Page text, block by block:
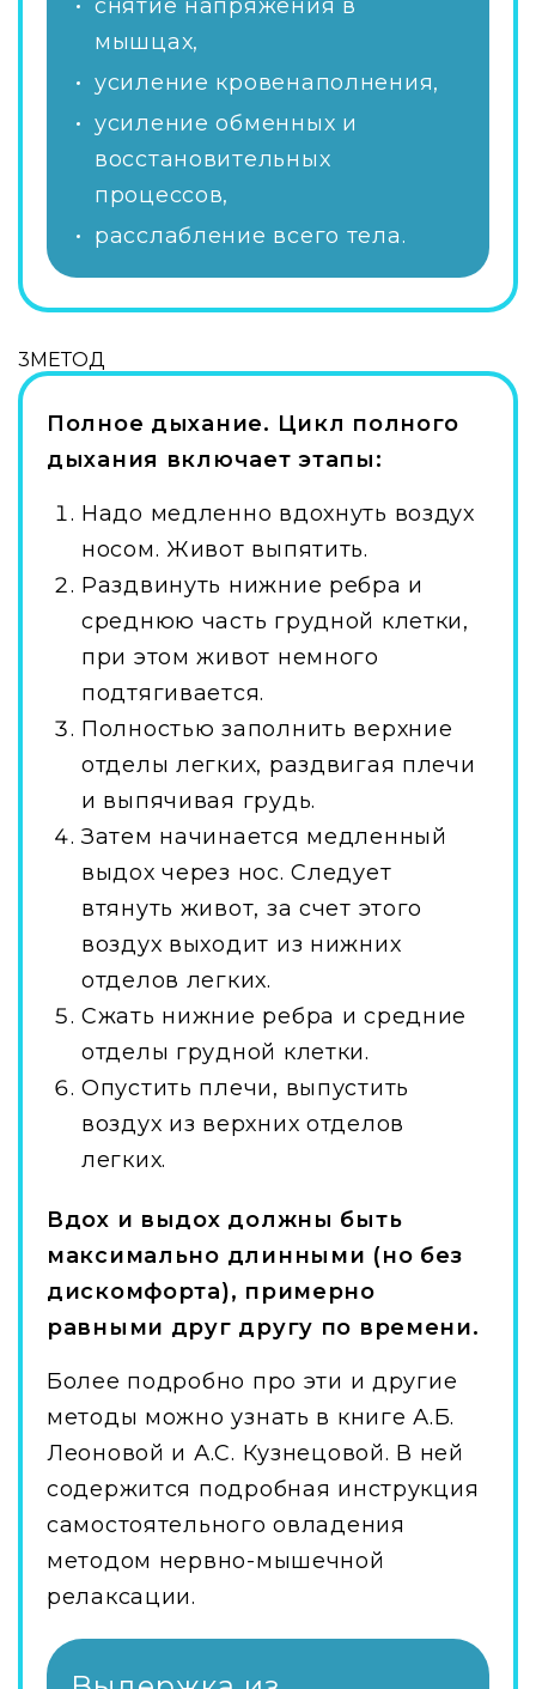
снятие напряжения в
мышцах,
усиление кровенаполнения,
усиление обменных и
восстановительных
процессов,
расслабление всего тела.
3МЕТОД
Полное дыхание. Цикл полного
дыхания включает этапы:
Надо медленно вдохнуть воздух
носом. Живот выпятить.
Раздвинуть нижние ребра и
среднюю часть грудной клетки,
при этом живот немного
подтягивается.
Полностью заполнить верхние
отделы легких, раздвигая плечи
и выпячивая грудь.
Затем начинается медленный
выдох через нос. Следует
втянуть живот, за счет этого
воздух выходит из нижних
отделов легких.
Сжать нижние ребра и средние
отделы грудной клетки.
Опустить плечи, выпустить
воздух из верхних отделов
легких.
Вдох и выдох должны быть
максимально длинными (но без
дискомфорта), примерно
равными друг другу по времени.
Более подробно про эти и другие
методы можно узнать в книге А.Б.
Леоновой и А.С. Кузнецовой. В ней
содержится подробная инструкция
самостоятельного овладения
методом нервно-мышечной
релаксации.